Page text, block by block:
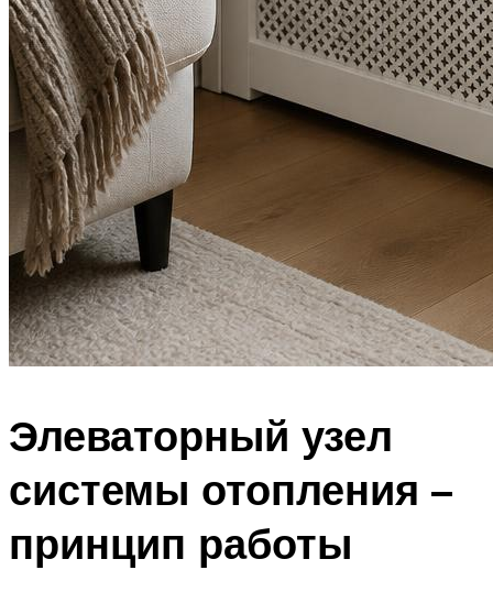
Элеваторный узел
системы отопления –
принцип работы